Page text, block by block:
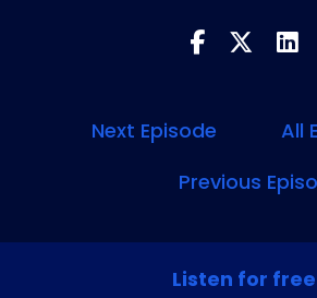
Next Episode
All
Previous
Listen for free